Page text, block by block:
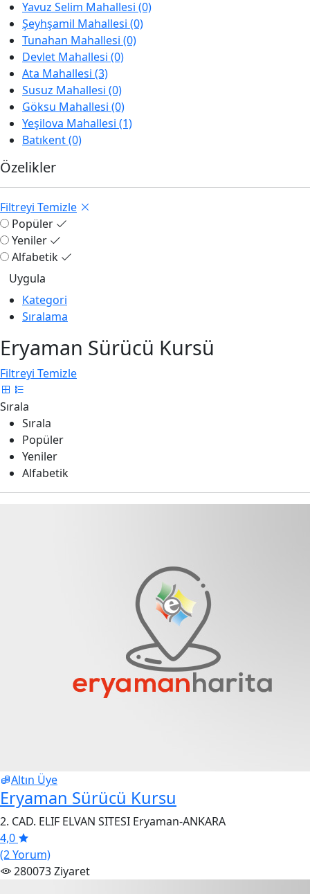
Yavuz Selim Mahallesi (0)
Şeyhşamil Mahallesi (0)
Tunahan Mahallesi (0)
Devlet Mahallesi (0)
Ata Mahallesi (3)
Susuz Mahallesi (0)
Göksu Mahallesi (0)
Yeşilova Mahallesi (1)
Batıkent (0)
Özelikler
Filtreyi Temizle
Popüler
Yeniler
Alfabetik
Kategori
Sıralama
Eryaman Sürücü Kursü
Filtreyi Temizle
Sırala
Sırala
Popüler
Yeniler
Alfabetik
Altın Üye
Eryaman Sürücü Kursu
2. CAD. ELIF ELVAN SITESI Eryaman-ANKARA
4,0
(2 Yorum)
280073 Ziyaret